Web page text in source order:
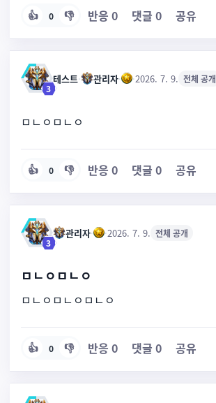
👍 0 👎 반응 0 댓글 0 공유
3
테스트· 관리자· ·2026. 7. 9. 전체 공개
ㅁㄴㅇㅁㄴㅇ
👍 0 👎 반응 0 댓글 0 공유
3
관리자· ·2026. 7. 9. 전체 공개
ㅁㄴㅇㅁㄴㅇ
ㅁㄴㅇㅁㄴㅇㅁㄴㅇ
👍 0 👎 반응 0 댓글 0 공유